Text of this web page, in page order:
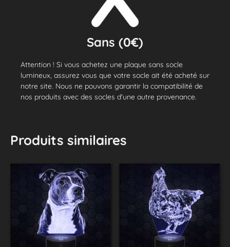
Sans (0€)
Attention ! Si vous achetez une plaque sans socle
lumineux, assurez vous que votre socle ait été acheté sur
notre site. Nous ne pouvons garantir la compatibilité de
nos produits avec des socles d'une autre provenance.
Produits similaires